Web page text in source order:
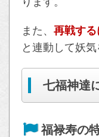
また、 再戦す
と連動して妖
七福神達
福禄寿の